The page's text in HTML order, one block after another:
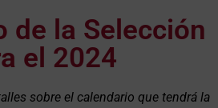
de la Selección
el 2024
sobre el calendario que tendrá la